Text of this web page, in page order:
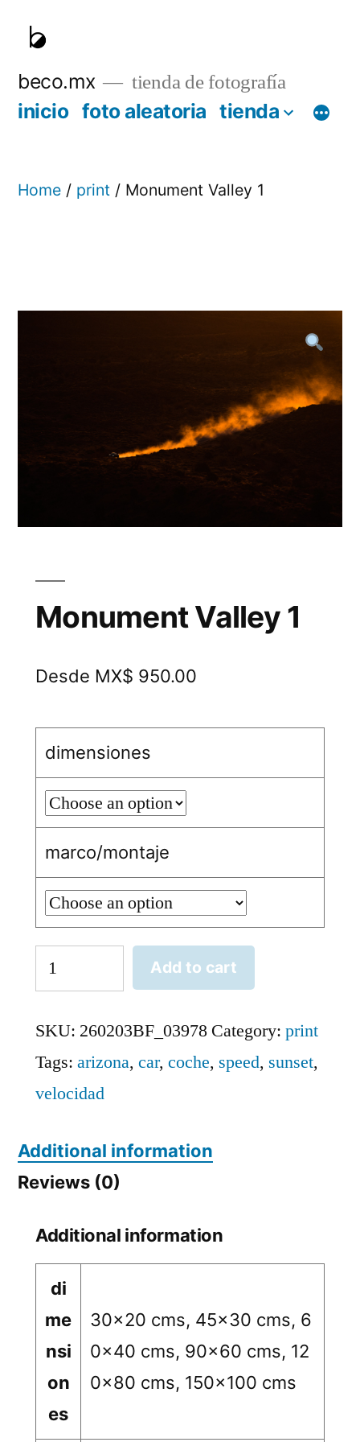
content
beco.mx tienda de fotografía
inicio foto aleatoria tienda
Home / print / Monument Valley 1
Monument Valley 1
Desde MX$ 950.00
dimensiones
marco/montaje
Monument
Valley
1
quantity
Add to cart
SKU: 260203BF_03978 Category: print
Tags: arizona, car, coche, speed, sunset,
velocidad
Additional information
Reviews (0)
Additional information
di
me
nsi
on
es
30×20 cms, 45×30 cms, 6
0×40 cms, 90×60 cms, 12
0×80 cms, 150×100 cms